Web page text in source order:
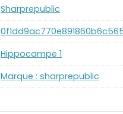
‎Sharprepublic
‎Hippocampe 1
Marque : sharprepublic